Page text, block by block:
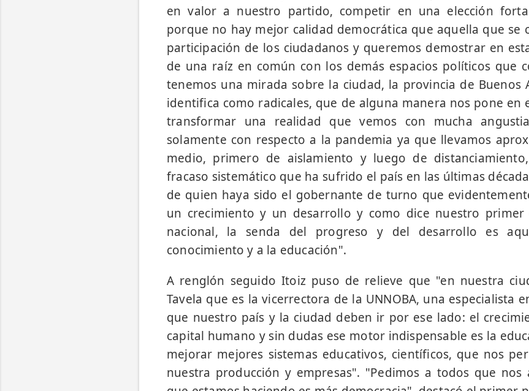
en valor a nuestro partido, competir en una elección
porque no hay mejor calidad democrática que aquella que se
participación de los ciudadanos y queremos demostrar en
de una raíz en común con los demás espacios políticos que
tenemos una mirada sobre la ciudad, la provincia de Buenos
identifica como radicales, que de alguna manera nos pone en
transformar una realidad que vemos con mucha
solamente con respecto a la pandemia ya que llevamos
medio, primero de aislamiento y luego de
fracaso sistemático que ha sufrido el país en las últimas
de quien haya sido el gobernante de turno que
un crecimiento y un desarrollo y como dice nuestro
nacional, la senda del progreso y del desarrollo es
conocimiento y a la educación".
A renglón seguido Itoiz puso de relieve que "en nuestra
Tavela que es la vicerrectora de la UNNOBA, una especialista
que nuestro país y la ciudad deben ir por ese lado: el
capital humano y sin dudas ese motor indispensable es la
mejorar mejores sistemas educativos, científicos, que nos
nuestra producción y empresas". "Pedimos a todos que nos